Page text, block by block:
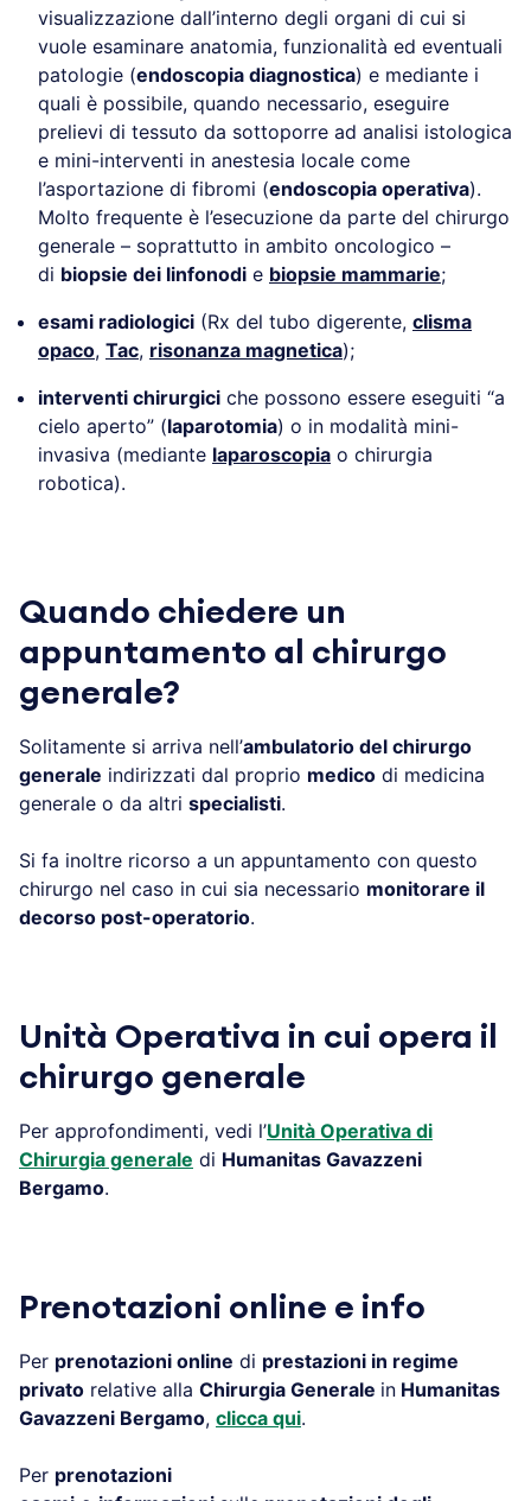
visualizzazione dall’interno degli organi di cui si
vuole esaminare anatomia, funzionalità ed eventuali
patologie (endoscopia diagnostica) e mediante i
quali è possibile, quando necessario, eseguire
prelievi di tessuto da sottoporre ad analisi istologica
e mini-interventi in anestesia locale come
l’asportazione di fibromi (endoscopia operativa).
Molto frequente è l’esecuzione da parte del chirurgo
generale – soprattutto in ambito oncologico –
di biopsie dei linfonodi e biopsie mammarie;
esami radiologici (Rx del tubo digerente, clisma
opaco, Tac, risonanza magnetica);
interventi chirurgici che possono essere eseguiti “a
cielo aperto” (laparotomia) o in modalità mini-
invasiva (mediante laparoscopia o chirurgia
robotica).
Quando chiedere un
appuntamento al chirurgo
generale?
Solitamente si arriva nell’ambulatorio del chirurgo
generale indirizzati dal proprio medico di medicina
generale o da altri specialisti.
Si fa inoltre ricorso a un appuntamento con questo
chirurgo nel caso in cui sia necessario monitorare il
decorso post-operatorio.
Unità Operativa in cui opera il
chirurgo generale
Per approfondimenti, vedi l’Unità Operativa di
Chirurgia generale di Humanitas Gavazzeni
Bergamo.
Prenotazioni online e info
Per prenotazioni online di prestazioni in regime
privato relative alla Chirurgia Generale in Humanitas
Gavazzeni Bergamo, clicca qui.
Per prenotazioni